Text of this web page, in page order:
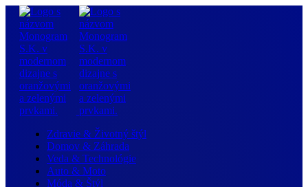
Zdravie & Životný štýl
Domov & Záhrada
Veda & Technológie
Auto & Moto
Móda & Štýl